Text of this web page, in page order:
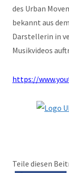
des Urban
bekannt aus
Darstellerin in
Musikvideos
https://
Teile diesen